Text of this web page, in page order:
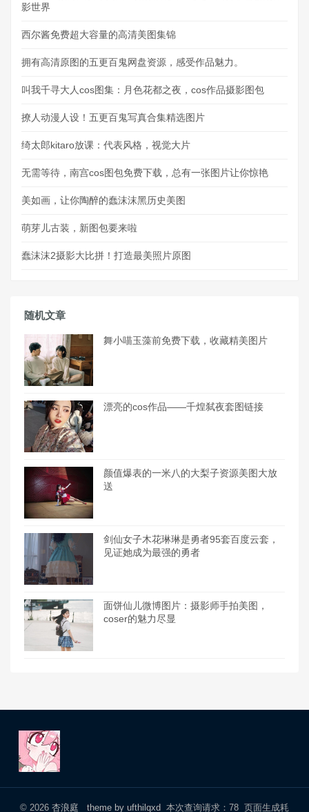
影世界
西尔酱免费超大容量的高清美图集锦
拥有高清原图的五更百鬼网盘资源，感受作品魅力。
叫我千寻大人cos图集：月色花都之夜，cos作品摄影图包
撩人动漫人设！五更百鬼写真合集精选图片
绮太郎kitaro放课：代表风格，视觉大片
无需等待，南宫cos图包免费下载，总有一张图片让你惊艳
美如画，让你陶醉的蠢沫沫黑历史美图
萌芽儿古装，新图包要来啦
蠢沫沫2摄影大比拼！打造最美照片原图
随机文章
舞小喵玉藻前免费下载，收藏精美图片
漂亮的cos作品——千煌弑夜套图链接
颜值爆表的一米八的大梨子资源美图大放
送
剑仙女子木花琳琳是勇者95套百度云套，
见证她成为最强的勇者
面饼仙儿微博图片：摄影师手拍美图，
coser的魅力尽显
© 2026 杏浪庭 theme by ufthilqxd 本次查询请求：78 页面生成耗